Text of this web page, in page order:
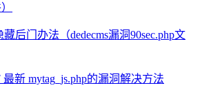
后门办法（dedecms漏洞90sec.php文